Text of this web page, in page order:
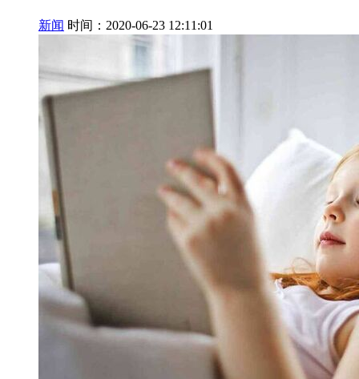
新闻 时间：2020-06-23 12:11:01